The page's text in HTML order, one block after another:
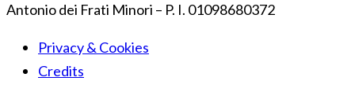
Antonio dei Frati Minori – P. I. 01098680372
Privacy & Cookies
Credits